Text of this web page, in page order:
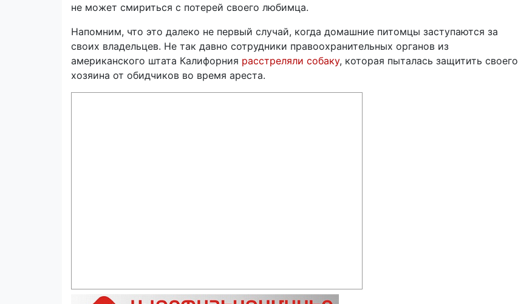
не может смириться с потерей своего любимца.
Напомним, что это далеко не первый случай, когда домашние питомцы заступаются за
своих владельцев. Не так давно сотрудники правоохранительных органов из
американского штата Калифорния расстреляли собаку, которая пыталась защитить своего
хозяина от обидчиков во время ареста.